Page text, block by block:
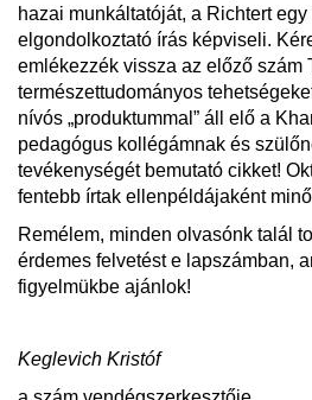
hazai munkáltatóját, a Richtert
elgondolkoztató írás képviseli.
emlékezzék vissza az előző szám
természettudományos
nívós „produktummal” áll elő a
pedagógus kollégámnak és
tevékenységét bemutató cikket!
fentebb írtak ellenpéldájaként
Remélem, minden olvasónk talál
érdemes felvetést e lapszámban,
figyelmükbe ajánlok!
Keglevich Kristóf